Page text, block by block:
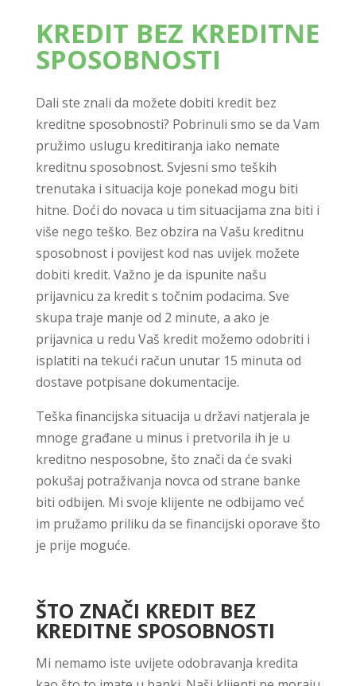
KREDIT BEZ KREDITNE
SPOSOBNOSTI
Dali ste znali da možete dobiti kredit bez
kreditne sposobnosti? Pobrinuli smo se da Vam
pružimo uslugu kreditiranja iako nemate
kreditnu sposobnost. Svjesni smo teških
trenutaka i situacija koje ponekad mogu biti
hitne. Doći do novaca u tim situacijama zna biti i
više nego teško. Bez obzira na Vašu kreditnu
sposobnost i povijest kod nas uvijek možete
dobiti kredit. Važno je da ispunite našu
prijavnicu za kredit s točnim podacima. Sve
skupa traje manje od 2 minute, a ako je
prijavnica u redu Vaš kredit možemo odobriti i
isplatiti na tekući račun unutar 15 minuta od
dostave potpisane dokumentacije.
Teška financijska situacija u državi natjerala je
mnoge građane u minus i pretvorila ih je u
kreditno nesposobne, što znači da će svaki
pokušaj potraživanja novca od strane banke
biti odbijen. Mi svoje klijente ne odbijamo već
im pružamo priliku da se financijski oporave što
je prije moguće.
ŠTO ZNAČI KREDIT BEZ
KREDITNE SPOSOBNOSTI
Mi nemamo iste uvijete odobravanja kredita